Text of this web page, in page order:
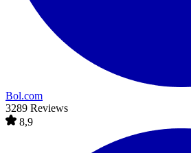
Bol.com
3289 Reviews
8,9